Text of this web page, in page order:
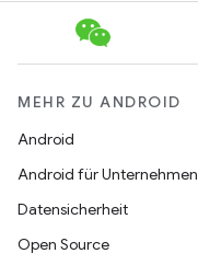
MEHR ZU ANDROID
Android
Android für Unternehmen
Datensicherheit
Open Source